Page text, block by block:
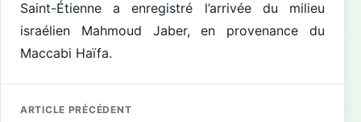
Saint-Étienne a enregistré l’arrivée du milieu
israélien Mahmoud Jaber, en provenance du
Maccabi Haïfa.
ARTICLE PRÉCÉDENT